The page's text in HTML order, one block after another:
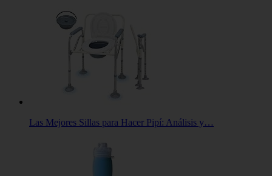
Las Mejores Sillas para Hacer Pipí: Análisis y…